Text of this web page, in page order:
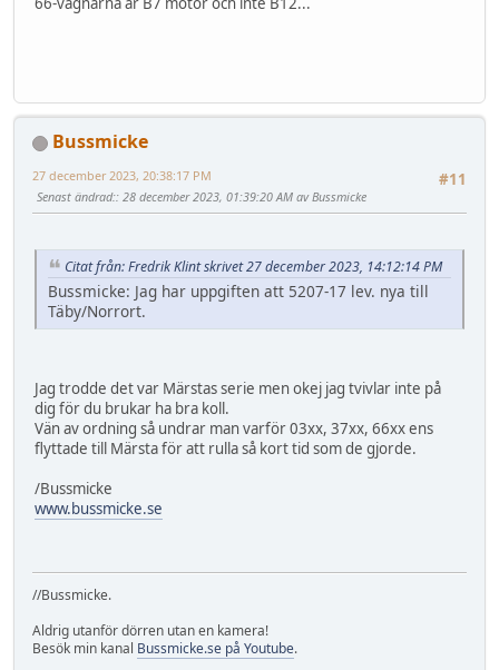
Bussmicke
#11
27 december 2023, 20:38:17 PM
Senast ändrad:: 28 december 2023, 01:39:20 AM av Bussmicke
Citat från: Fredrik Klint skrivet 27 december 2023, 14:12:14 PM
Bussmicke: Jag har uppgiften att 5207-17 lev. nya till
Täby/Norrort.
Jag trodde det var Märstas serie men okej jag tvivlar inte på
dig för du brukar ha bra koll.
Vän av ordning så undrar man varför 03xx, 37xx, 66xx ens
flyttade till Märsta för att rulla så kort tid som de gjorde.
/Bussmicke
www.bussmicke.se
//Bussmicke.
Aldrig utanför dörren utan en kamera!
Besök min kanal Bussmicke.se på Youtube.